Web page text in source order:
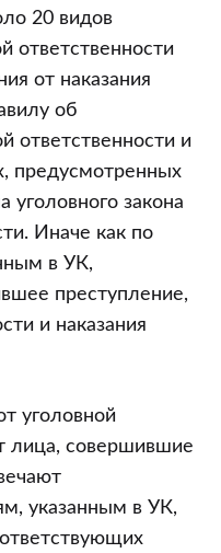
20 видов
ответственности
от наказания
об
ответственности и
предусмотренных
уголовного закона
Иначе как по
в УК,
преступление,
и наказания
уголовной
лица, совершившие
указанным в УК,